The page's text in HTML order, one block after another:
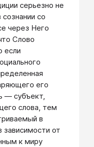
серьезно не
со
через Него
Слово
если
его
— субъект,
слова, тем
в
от
к миру